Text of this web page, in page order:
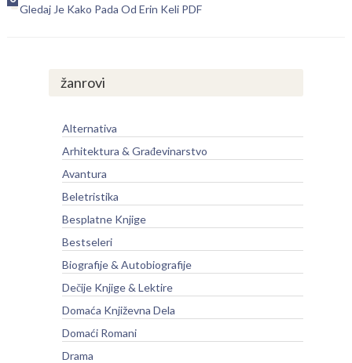
Gledaj Je Kako Pada Od Erin Keli PDF
žanrovi
Alternativa
Arhitektura & Građevinarstvo
Avantura
Beletristika
Besplatne Knjige
Bestseleri
Biografije & Autobiografije
Dečije Knjige & Lektire
Domaća Književna Dela
Domaći Romani
Drama